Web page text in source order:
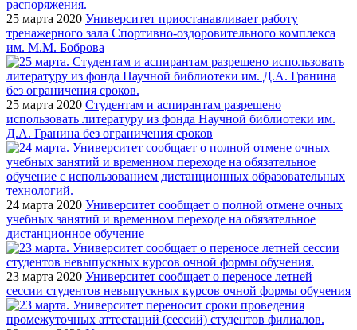
25 марта 2020 Университет приостанавливает работу
тренажерного зала Спортивно-оздоровительного комплекса
им. М.М. Боброва
25 марта 2020 Студентам и аспирантам разрешено
использовать литературу из фонда Научной библиотеки им.
Д.А. Гранина без ограничения сроков
24 марта 2020 Университет сообщает о полной отмене очных
учебных занятий и временном переходе на обязательное
дистанционное обучение
23 марта 2020 Университет сообщает о переносе летней
сессии студентов невыпускных курсов очной формы обучения